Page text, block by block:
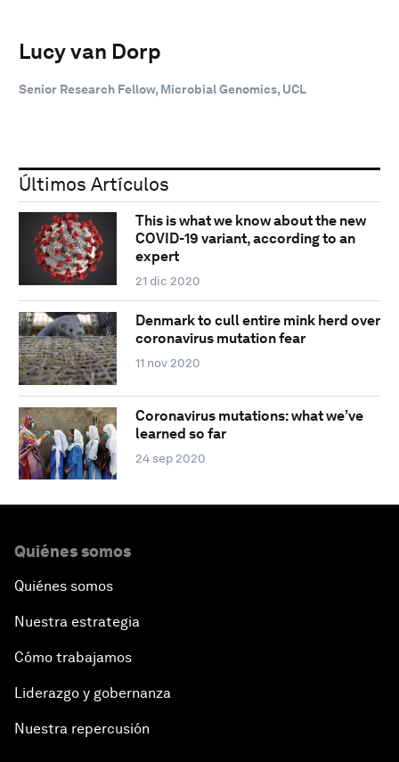
Lucy van Dorp
Senior Research Fellow, Microbial Genomics, UCL
Últimos Artículos
This is what we know about the new
COVID-19 variant, according to an
expert
21 dic 2020
Denmark to cull entire mink herd over
coronavirus mutation fear
11 nov 2020
Coronavirus mutations: what we’ve
learned so far
24 sep 2020
Quiénes somos
Quiénes somos
Nuestra estrategia
Cómo trabajamos
Liderazgo y gobernanza
Nuestra repercusión